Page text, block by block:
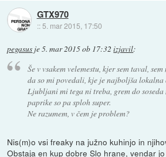
GTX970
:: 5. mar 2015, 17:50
pegasus je5. mar 2015 ob 17:32 izjavil:
Še v vsakem velemestu, kjer sem taval,
da so mi povedali, kje je najboljša lokalna
Ljubljani mi tega ni treba, grem do soseda
paprike so pa sploh super.
Ne razumem, v čem je problem?
Nis(m)o vsi freaky na južno kuhinjo in
Obstaja en kup dobre Slo hrane, vendar